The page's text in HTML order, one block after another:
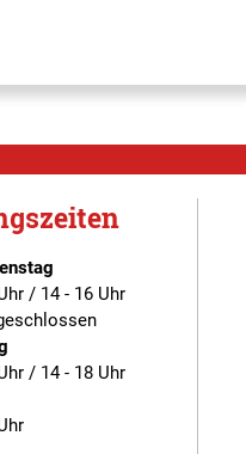
/ 14 - 16 Uhr
/ 14 - 18 Uhr